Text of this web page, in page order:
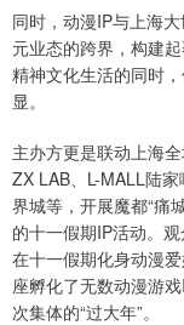
同时，动漫IP与上海
元业态的跨界，构建
精神文化生活的同时
显。
主办方更是联动上海
ZX LAB、L-MALL陆
界城等，开展魔都“痛
的十一假期IP活动。
在十一假期化身动漫
座孵化了无数动漫游
次集体的“过大年”。